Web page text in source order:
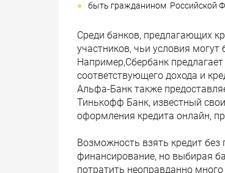
быть гражданином Российской
Среди банков, предлагающих
участников, чьи условия
Например,Сбербанк
соответствующего дохода и
Альфа-Банк также
Тинькофф Банк, известный
оформления кредита онлайн,
Возможность взять кредит без
финансирование, но выбирая
потратить неоправданно